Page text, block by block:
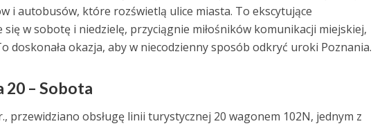
i autobusów, które rozświetlą ulice miasta. To ekscytujące
się w sobotę i niedzielę, przyciągnie miłośników komunikacji miejskiej,
doskonała okazja, aby w niecodzienny sposób odkryć uroki Poznania.
20 – Sobota
przewidziano obsługę linii turystycznej 20 wagonem 102N, jednym z